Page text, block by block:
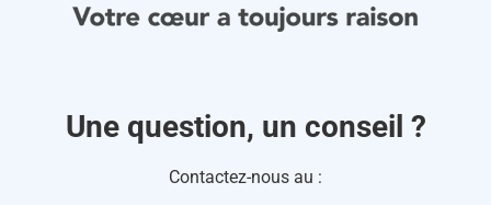
Une question, un conseil ?
Contactez-nous au :